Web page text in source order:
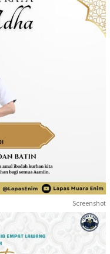
Screenshot